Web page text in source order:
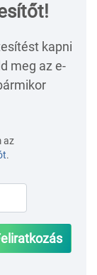
kapni
meg az e-
az
.